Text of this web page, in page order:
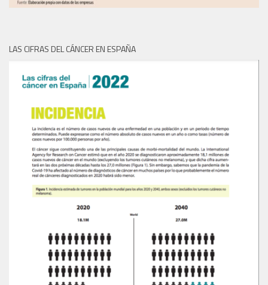
LAS CIFRAS DEL CÁNCER EN ESPAÑA